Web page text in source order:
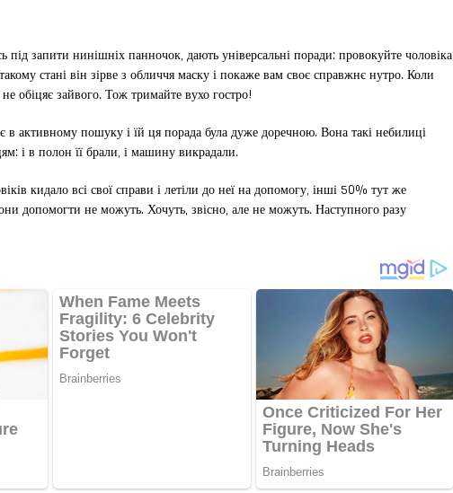
запити нинішніх панночок, дають універсальні поради: провокуйте чоловіка
стані він зірве з обличчя маску і покаже вам своє справжнє нутро. Коли
обіцяє зайвого. Тож тримайте вухо гостро!
в активному пошуку і їй ця порада була дуже доречною. Вона такі небилиці
і в полон її брали, і машину викрадали.
кидало всі свої справи і летіли до неї на допомогу, інші 50% тут же
допомогти не можуть. Хочуть, звісно, ​​але не можуть. Наступного разу